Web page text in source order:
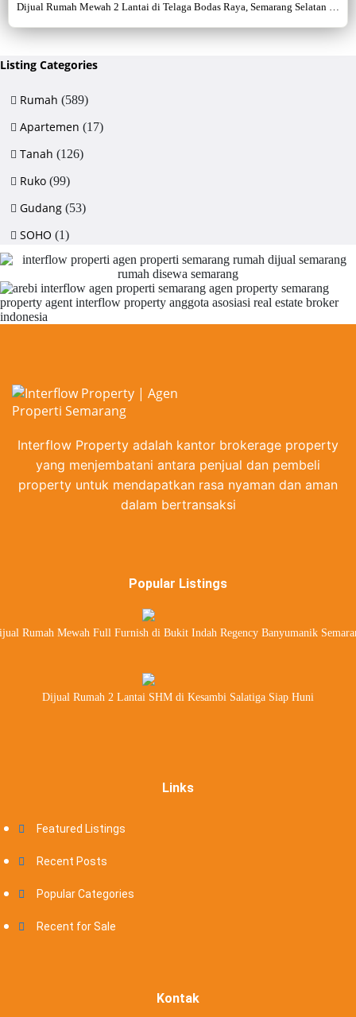
Dijual Rumah Mewah 2 Lantai di Telaga Bodas Raya, Semarang Selatan –
listrik 5500 watt, air artetis. Lingkungan asri & strategis.
Listing Categories
Rumah (589)
Apartemen (17)
Tanah (126)
Ruko (99)
Gudang (53)
SOHO (1)
Interflow Property adalah kantor brokerage property
yang menjembatani antara penjual dan pembeli
property untuk mendapatkan rasa nyaman dan aman
dalam bertransaksi
Popular Listings
Rumah Mewah Full Furnish di Bukit Indah Regency Banyumanik
Dijual Rumah 2 Lantai SHM di Kesambi Salatiga Siap Huni
Links
Featured Listings
Recent Posts
Popular Categories
Recent for Sale
Kontak